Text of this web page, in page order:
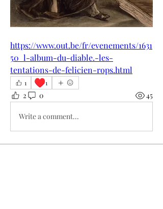
https://www.out.be/fr/evenements/1631
50_l-album-du-diable.-les-
tentations-de-felicien-rops.html
1 ♥️1
2 0 45
Write a comment...